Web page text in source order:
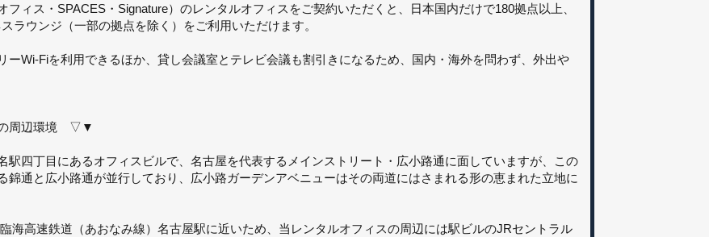
ィス・SPACES・Signature）のレンタルオフィスをご契約いただくと、日本国内だけで180拠点以上、
ラウンジ（一部の拠点を除く）をご利用いただけます。
ーWi-Fiを利用できるほか、貸し会議室とテレビ会議も割引きになるため、国内・海外を問わず、外出や
の周辺環境 ▽▼
駅四丁目にあるオフィスビルで、名古屋を代表するメインストリート・広小路通に面していますが、この
錦通と広小路通が並行しており、広小路ガーデンアベニューはその両道にはさまれる形の恵まれた立地に
海高速鉄道（あおなみ線）名古屋駅に近いため、当レンタルオフィスの周辺には駅ビルのJRセントラル